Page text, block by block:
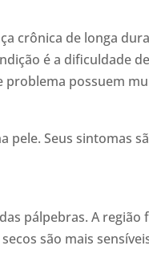
crônica de longa
é a dificuldade
problema possuem
pele. Seus sintomas
pálpebras. A região
são mais